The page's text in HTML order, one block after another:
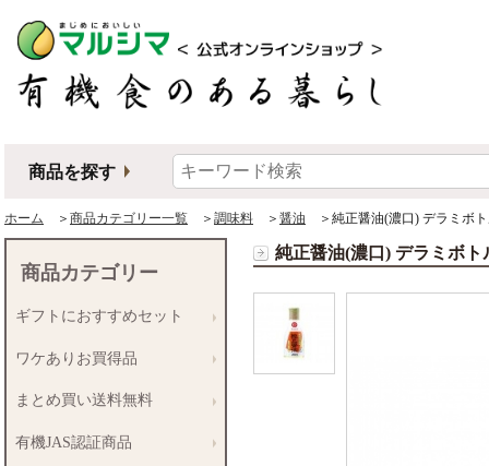
商品を探す
ホーム ＞ 商品カテゴリー一覧 ＞ 調味料 ＞ 醤油 ＞純正醤油(濃口) デラミボ
純正醤油(濃口) デラミボト
商品カテゴリー
ギフトにおすすめセット
ワケありお買得品
まとめ買い送料無料
有機JAS認証商品